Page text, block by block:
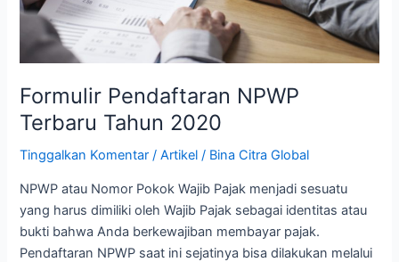
Formulir Pendaftaran NPWP
Terbaru Tahun 2020
Tinggalkan Komentar /Artikel / Bina Citra Global
NPWP atau Nomor Pokok Wajib Pajak menjadi sesuatu
yang harus dimiliki oleh Wajib Pajak sebagai identitas atau
bukti bahwa Anda berkewajiban membayar pajak.
Pendaftaran NPWP saat ini sejatinya bisa dilakukan melalui